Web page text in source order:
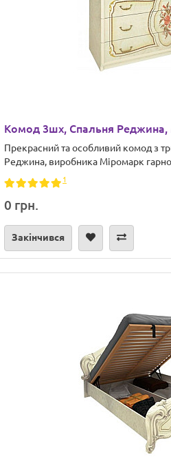
Комод 3шх, Спальня Реджина,
Прекрасний та особливий комод з
Реджина, виробника Міромарк
1
0 грн.
Закінчився